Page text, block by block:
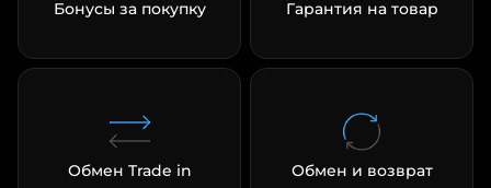
Бонусы за покупку Гарантия на товар
Обмен Trade in Обмен и возврат
раз в 2 недели